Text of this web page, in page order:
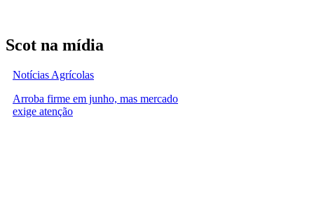
Scot na mídia
Notícias Agrícolas
Arroba firme em junho, mas mercado
exige atenção